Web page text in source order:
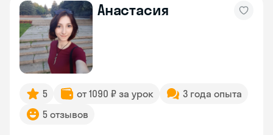
Анастасия
5 от 1090 ₽ за урок
3 года опыта
5 отзывов